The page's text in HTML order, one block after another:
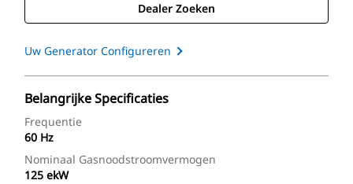
Dealer Zoeken
Uw Generator Configureren
Belangrijke Specificaties
Frequentie
60 Hz
Nominaal Gasnoodstroomvermogen
125 ekW